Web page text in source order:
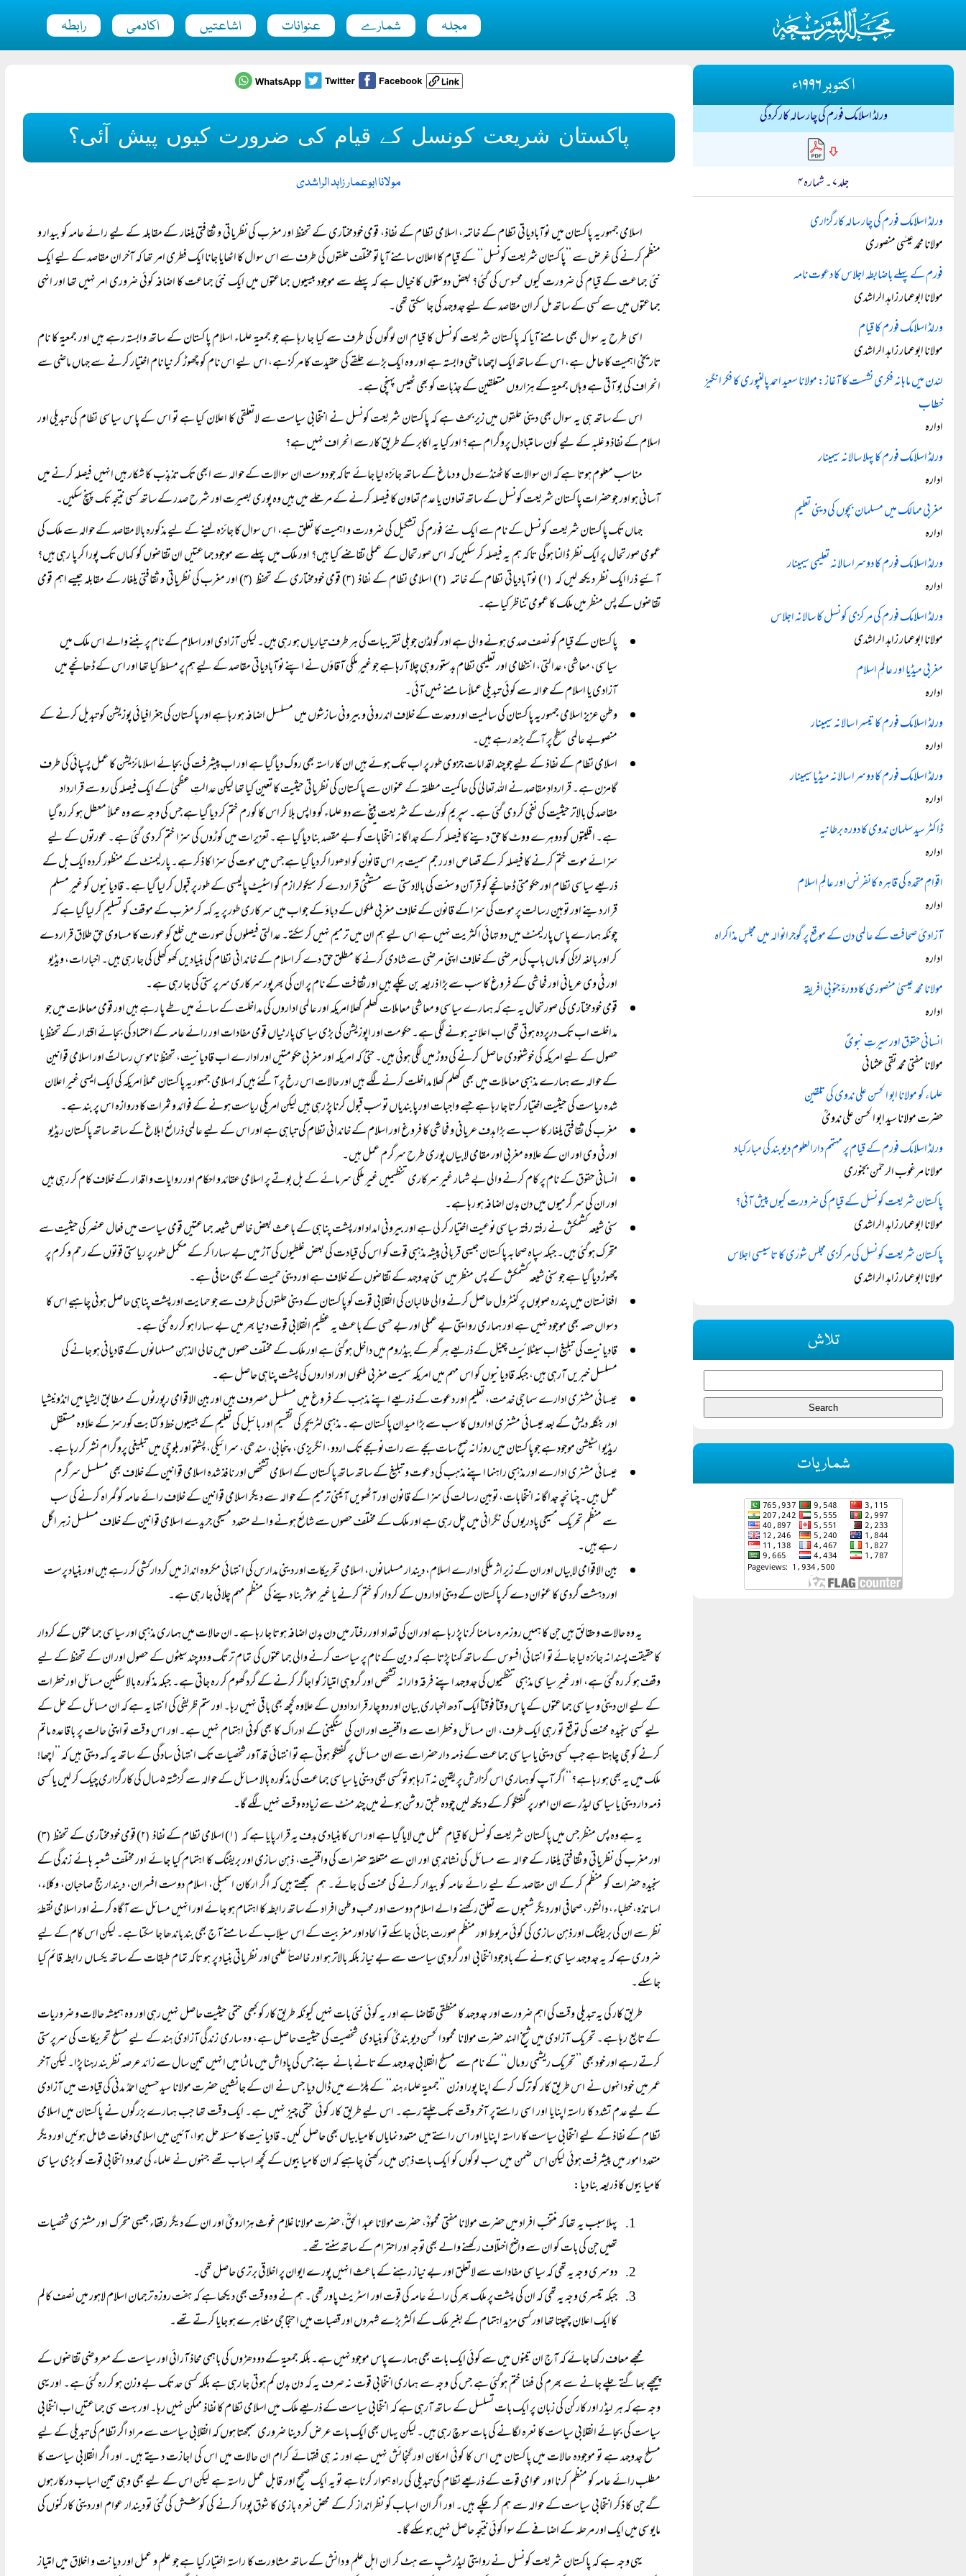
مجلہ شمارے عنوانات اشاعتیں اکادمی رابطہ
پاکستان شریعت کونسل کے قیام کی ضرورت کیوں پیش آئی؟
مولانا ابوعمار زاہد الراشدی
اسلامی جمہوریہ پاکستان میں نوآبادیاتی نظام کے خاتمہ، اسلامی نظام کے نفاذ، قومی خودمختاری کے تحفظ اور مغرب کی نظریاتی و ثقافتی یلغار کے مقابلہ کے لیے رائے عامہ کو بیدار و
منظم کرنے کی غرض سے ’’پاکستان شریعت کونسل‘‘ کے قیام کا اعلان سامنے آیا تو مختلف حلقوں کی طرف سے اس سوال کا اٹھایا جانا ایک فطری امر تھا کہ آخر ان مقاصد کے لیے ایک
نئی جماعت کے قیام کی ضرورت کیوں محسوس کی گئی؟ بعض دوستوں کا خیال ہے کہ پہلے سے موجود بیسیوں جماعتوں میں ایک نئی جماعت کا اضافہ کوئی ضروری امر نہیں تھا اور انہی
جماعتوں میں سے کسی کے ساتھ مل کر ان مقاصد کے لیے جدوجہد کی جا سکتی تھی۔
اسی طرح یہ سوال بھی سامنے آیا کہ پاکستان شریعت کونسل کا قیام ان لوگوں کی طرف سے کیا جا رہا ہے جو جمعیۃ علماء اسلام پاکستان کے ساتھ وابستہ رہے ہیں اور جمعیۃ کا نام
تاریخی اہمیت کا حامل ہے، اس کے ساتھ ایک اچھا ماضی وابستہ ہے اور وہ ایک بڑے حلقے کی عقیدت کا مرکز ہے، اس لیے اس نام کو چھوڑ کر نیا نام اختیار کرنے سے جہاں ماضی سے
انحراف کی بو آتی ہے وہاں جمعیۃ کے ہزاروں متعلقین کے جذبات کو بھی ٹھیس پہنچی ہے۔
اس کے ساتھ ہی یہ سوال بھی دینی حلقوں میں زیربحث ہے کہ پاکستان شریعت کونسل نے انتخابی سیاست سے لاتعلقی کا اعلان کیا ہے تو اس کے پاس سیاسی نظام کی تبدیلی اور
اسلام کے نفاذ و غلبہ کے لیے کون سا متبادل پروگرام ہے؟ اور کیا یہ اکابر کے طریق کار سے انحراف نہیں ہے؟
مناسب معلوم ہوتا ہے کہ ان سوالات کا ٹھنڈے دل و دماغ کے ساتھ جائزہ لیا جائے تاکہ جو دوست ان سوالات کے حوالہ سے ابھی تک تذبذب کا شکار ہیں انہیں فیصلہ کرنے میں
آسانی ہو اور جو حضرات پاکستان شریعت کونسل کے ساتھ تعاون یا عدمِ تعاون کا فیصلہ کرنے کے مرحلے میں ہیں وہ پوری بصیرت اور شرح صدر کے ساتھ کسی نتیجہ تک پہنچ سکیں۔
جہاں تک پاکستان شریعت کونسل کے نام سے ایک نئے فورم کی تشکیل کی ضرورت و اہمیت کا تعلق ہے، اس سوال کا جائزہ لینے کے لیے مذکورہ بالا مقاصد کے حوالہ سے ملک کی
عمومی صورتحال پر ایک نظر ڈالنا ہوگی تاکہ ہم یہ فیصلہ کر سکیں کہ اس صورتحال کے عملی تقاضے کیا ہیں؟ اور ملک میں پہلے سے موجود جماعتیں ان تقاضوں کو کہاں تک پورا کر پا رہی ہیں؟
آئیے ذرا ایک نظر دیکھ لیں کہ ( ۱) نوآبادیاتی نظام کے خاتمہ (۲) اسلامی نظام کے نفاذ (۳) قومی خودمختاری کے تحفظ ( ۴) اور مغرب کی نظریاتی و ثقافتی یلغار کے مقابلہ جیسے اہم قومی
تقاضوں کے پس منظر میں ملک کا عمومی تناظر کیا ہے۔
پاکستان کے قیام کو نصف صدی ہونے والی ہے اور گولڈن جوبلی تقریبات کی ہر طرف تیاریاں ہو رہی ہیں۔ لیکن آزادی اور اسلام کے نام پر بننے والے اس ملک میں
سیاسی، معاشی، عدالتی، انتظامی اور تعلیمی نظام بدستور وہی چلا آرہا ہے جو غیر ملکی آقاؤں نے اپنے نوآبادیاتی مقاصد کے لیے ہم پر مسلط کیا تھا اور اس کے ڈھانچے میں
آزادی یا اسلام کے حوالہ سے کوئی تبدیلی عملاً سامنے نہیں آئی۔
وطنِ عزیز اسلامی جمہوریہ پاکستان کی سالمیت اور وحدت کے خلاف اندرونی و بیرونی سازشوں میں مسلسل اضافہ ہو رہا ہے اور پاکستان کی جغرافیائی پوزیشن کو تبدیل کرنے کے
منصوبے عالمی سطح پر آگے بڑھ رہے ہیں۔
اسلامی نظام کے نفاذ کے لیے جو چند اقدامات جزوی طور پر اب تک ہوئے ہیں ان کا راستہ بھی روک دیا گیا ہے اور اب پیشرفت کی بجائے اسلامائزیشن کا عمل پسپائی کی طرف
گامزن ہے۔ قراردادِ مقاصد نے اللہ تعالیٰ کی حاکمیت مطلقہ کے عنوان سے پاکستان کی نظریاتی حیثیت کا تعین کیا تھا لیکن عدالتِ عظمیٰ کے ایک فیصلہ کی رو سے قرارداد
مقاصد کی بالاتر حیثیت کی نفی کر دی گئی ہے۔ سپریم کورٹ کے شریعت بینچ سے دو علماء کو واپس بلا کر اس کا کورم ختم کر دیا گیا ہے جس کی وجہ سے وہ عملاً معطل ہو کر رہ گیا
ہے۔ اقلیتوں کو دوہرے ووٹ کا حق دینے کا فیصلہ کر کے جداگانہ انتخابات کو بے مقصد بنا دیا گیا ہے۔ تعزیرات میں کوڑوں کی سزا ختم کر دی گئی ہے۔ عورتوں کے لیے
سزائے موت ختم کرنے کا فیصلہ کر کے قصاص اور رجم سمیت ہر اس قانون کو ادھورا کر دیا گیا ہے جس میں موت کی سزا کا ذکر ہے۔ پارلیمنٹ کے منظور کردہ ایک بل کے
ذریعے سیاسی نظام اور حکومتی ڈھانچے کو قرآن و سنت کی بالادستی سے مستثنیٰ قرار دے کر سیکولر ازم کو اسٹیٹ پالیسی کے طور پر قبول کر لیا گیا ہے۔ قادیانیوں کو غیر مسلم
قرار دینے اور توہین رسالت پر موت کی سزا کے قانون کے خلاف مغربی ملکوں کے دباؤ کے جواب میں سرکاری طور پر یہ کہہ کر مغرب کے موقف کو تسلیم کر لیا گیا ہے کہ
چونکہ ہمارے پاس پارلیمنٹ میں دو تہائی اکثریت نہیں ہے اس لیے ہم ان میں ترمیم نہیں کر سکتے۔ عدالتی فیصلوں کی صورت میں خلع کو عورت کا مساوی حقِ طلاق قرار دے
کر اور بالغہ لڑکی کو ماں باپ کی مرضی کے خلاف اپنی مرضی سے شادی کرنے کا مطلق حق دے کر اسلام کے خاندانی نظام کی بنیادیں کھوکھلی کی جا رہی ہیں۔ اخبارات، ویڈیو
اور ٹی وی عریانی اور فحاشی کے فروغ کا سب سے بڑا ذریعہ بن چکے ہیں اور ثقافت کے نام پر ان کی بھرپور سرکاری سرپرستی کی جا رہی ہے۔
قومی خودمختاری کی صورتحال یہ ہے کہ ہمارے سیاسی و معاشی معاملات کھلم کھلا امریکہ اور عالمی اداروں کی مداخلت کے سائے میں طے پا رہے ہیں اور قومی معاملات میں جو
مداخلت اب تک درپردہ ہوتی تھی اب اعلانیہ ہونے لگی ہے۔ حکومت اور اپوزیشن کی بڑی سیاسی پارٹیاں قومی مفادات اور رائے عامہ کے اعتماد کی بجائے اقتدار کے تحفظ یا
حصول کے لیے امریکہ کی خوشنودی حاصل کرنے کی دوڑ میں لگی ہوئی ہیں۔ حتیٰ کہ امریکہ اور مغربی حکومتیں اور ادارے اب قادیانیت، تحفظِ ناموسِ رسالتؐ اور اسلامی قوانین
کے حوالہ سے ہمارے مذہبی معاملات میں بھی کھلم کھلا مداخلت کرنے لگے ہیں اور حالات اس رخ پر آگئے ہیں کہ اسلامی جمہوریہ پاکستان عملاً امریکہ کی ایک ایسی غیر اعلان
شدہ ریاست کی حیثیت اختیار کرتا جا رہا ہے جسے واجبات اور پابندیاں تو سب قبول کرنا پڑ رہی ہیں لیکن امریکی ریاست ہونے کے فوائد و ثمرات کا دروازہ اس پر بند ہے۔
مغرب کی ثقافتی یلغار کا سب سے بڑا ہدف عریانی و فحاشی کا فروغ اور اسلام کے خاندانی نظام کی تباہی ہے اور اس کے لیے عالمی ذرائع ابلاغ کے ساتھ ساتھ پاکستان ریڈیو
اور ٹی وی اور ان کے علاوہ مغربی اور مقامی لابیاں پوری طرح سرگرم عمل ہیں۔
انسانی حقوق کے نام پر کام کرنے والی بے شمار غیر سرکاری تنظیمیں غیر ملکی سرمائے کے بل بوتے پر اسلامی عقائد و احکام اور روایات و اقدار کے خلاف کام کر رہی ہیں
اور ان کی سرگرمیوں میں دن بدن اضافہ ہو رہا ہے۔
سنی شیعہ کشمکش نے رفتہ رفتہ سیاسی نوعیت اختیار کر لی ہے اور بیرونی امداد اور پشت پناہی کے باعث بعض خالص شیعہ جماعتیں قومی سیاست میں فعال عنصر کی حیثیت سے
متحرک ہوگئی ہیں۔ جبکہ سپاہ صحابہ پاکستان جیسی قربانی پیشہ مذہبی قوت کو اس کی قیادت کی بعض غلطیوں کی آڑ میں بے سہارا کر کے مکمل طور پر ریاستی قوتوں کے رحم و کرم پر
چھوڑ دیا گیا ہے جو سنی شیعہ کشمکش کے پس منظر میں سنی جدوجہد کے تقاضوں کے خلاف ہے اور دینی حمیت کے بھی منافی ہے۔
افغانستان میں پندرہ صوبوں پر کنٹرول حاصل کرنے والی طالبان کی انقلابی قوت کو پاکستان کے دینی حلقوں کی طرف سے جو حمایت اور پشت پناہی حاصل ہونی چاہیے اس کا
دسواں حصہ بھی موجود نہیں ہے اور ہماری روایتی بے عملی اور بے حسی کے باعث یہ عظیم انقلابی قوت دنیا بھر میں بے سہارا ہو کر رہ گئی ہے۔
قادیانیت کی تبلیغ اب سیٹلائیٹ چینل کے ذریعے ہر گھر کے بیڈروم میں داخل ہوگئی ہے اور ملک کے مختلف حصوں میں خالی الذہن مسلمانوں کے قادیانی ہو جانے کی
مسلسل خبریں آرہی ہیں، جبکہ قادیانیوں کو اس مہم میں امریکہ سمیت مغربی ملکوں اور اداروں کی پشت پناہی حاصل ہے۔
عیسائی مشنری ادارے سماجی خدمت، تعلیم اور دعوت کے ذریعے اپنے مذہب کے فروغ میں مسلسل مصروف ہیں اور بین الاقوامی رپورٹوں کے مطابق ایشیا میں انڈونیشیا
اور بنگلہ دیش کے بعد عیسائی مشنری اداروں کا سب سے بڑا میدان پاکستان ہے۔ مذہبی لٹریچر کی تقسیم اور بائبل کی تعلیم کے بیسیوں خط و کتابت کورسز کے علاوہ مستقل
ریڈیو اسٹیشن موجود ہے جو پاکستان میں روزانہ صبح سات بجے سے رات نو بجے تک اردو، انگریزی، پنجابی، سندھی، سرائیکی، پشتو اور بلوچی میں تبلیغی پروگرام نشر کر رہا ہے۔
عیسائی مشنری ادارے اور مذہبی راہنما اپنے مذہب کی دعوت و تبلیغ کے ساتھ ساتھ پاکستان کے اسلامی تشخص اور نافذ شدہ اسلامی قوانین کے خلاف بھی مسلسل سرگرم
عمل ہیں۔ چنانچہ جداگانہ انتخابات، توہین رسالت کی سزا کے قانون اور آٹھویں آئینی ترمیم کے حوالہ سے دیگر اسلامی قوانین کے خلاف رائے عامہ کو گمراہ کرنے کی سب
سے منظم تحریک مسیحی پادریوں کی نگرانی میں چل رہی ہے اور ملک کے مختلف حصوں سے شائع ہونے والے متعدد مسیحی جریدے اسلامی قوانین کے خلاف مسلسل زہر اگل
رہے ہیں۔
بین الاقوامی لابیاں اور ان کے زیر اثر ملکی ادارے اسلام، دیندار مسلمانوں، اسلامی تحریکات اور دینی مدارس کی انتہائی مکروہ انداز میں کردارکشی کر رہے ہیں اور بنیاد پرست
اور دہشت گردی کا عنوان دے کر پاکستان کے دینی اداروں کے کردار کو ختم کرنے یا غیر مؤثر بنا دینے کی منظم مہم چلائی جا رہی ہے۔
یہ وہ حالات و حقائق ہیں جن کا ہمیں روزمرہ سامنا کرنا پڑ رہا ہے اور ان کی تعداد اور رفتار میں دن بدن اضافہ ہوتا جا رہا ہے۔ ان حالات میں ہماری مذہبی اور سیاسی جماعتوں کے کردار
کا حقیقت پسندانہ جائزہ لیا جائے تو انتہائی افسوس کے ساتھ کہنا پڑتا ہے کہ دین کے نام پر سیاست کرنے والی جماعتوں کی تمام تر تگ و دو چند سیٹوں کے حصول اور ان کے تحفظ کے لیے
وقف ہو کر رہ گئی ہے، اور غیر سیاسی مذہبی تنظیموں کی جدوجہد اپنے فرقہ وارانہ تشخص اور گروہی امتیاز کو اجاگر کرنے کے گرد گھوم کر رہ جاتی ہے۔ جبکہ مذکورہ بالا سنگین مسائل اور خطرات
کے لیے ان دینی و سیاسی جماعتوں کے پاس وقتاً فوقتاً ایک آدھ اخباری بیان اور دو چار قراردادوں کے علاوہ کچھ بھی باقی نہیں رہا۔ اور ستم ظریفی کی انتہا یہ ہے کہ ان مسائل کے حل کے
لیے کسی سنجیدہ محنت کی توقع تو رہی ایک طرف، ان مسائل و خطرات سے واقفیت اور ان کی سنگینی کے ادراک کا بھی کوئی اہتمام نہیں ہے۔ اور اس وقت تو اپنی حالت پر باقاعدہ ماتم
کرنے کو جی چاہتا ہے جب کسی دینی یا سیاسی جماعت کے ذمہ دار حضرات سے ان مسائل پر گفتگو ہوتی ہے تو انتہائی قدآور شخصیات تک انتہائی سادگی کے ساتھ یہ کہہ دیتی ہیں کہ ’’اچھا!
ملک میں یہ بھی ہو رہا ہے؟‘‘ اگر آپ کو ہماری اس گزارش پر یقین نہ آرہا ہو تو کسی بھی دینی یا سیاسی جماعت کی مذکورہ بالا مسائل کے حوالہ سے گزشتہ ۵ سال کی کارگزاری چیک کر لیں یا کسی
ذمہ دار دینی یا سیاسی لیڈر سے ان امور پر گفتگو کر کے دیکھ لیں چودہ طبق روشن ہونے میں چند منٹ سے زیادہ وقت نہیں لگے گا۔
یہ ہے وہ پس منظر جس میں پاکستان شریعت کونسل کا قیام عمل میں لایا گیا ہے اور اس کا بنیادی ہدف یہ قرار پایا ہے کہ ( ۱) اسلامی نظام کے نفاذ (۲) قومی خودمختاری کے تحفظ ( ۳)
اور مغرب کی نظریاتی و ثقافتی یلغار کے حوالہ سے مسائل کی نشاندہی اور ان سے متعلقہ حضرات کی واقفیت، ذہن سازی اور بریفنگ کا اہتمام کیا جائے اور مختلف شعبہ ہائے زندگی کے
سنجیدہ حضرات کو منظم کر کے ان مقاصد کے لیے رائے عامہ کو بیدار کرنے کی محنت کی جائے۔ ہم سمجھتے ہیں کہ اگر ارکان اسمبلی، اسلام دوست افسران، دیندار جج صاحبان، وکلاء،
اساتذہ، خطباء، دانشور، صحافی اور دیگر شعبوں سے تعلق رکھنے والے اسلام دوست اور محب وطن افراد کے ساتھ رابطہ کا اہتمام ہو جائے اور انہیں مسائل سے آگاہ کرنے اور اسلامی نقطۂ
نظر سے ان کی بریفنگ اور ذہن سازی کی کوئی مربوط اور منظم صورت بنائی جا سکے تو الحاد اور مغربیت کے اس سیلاب کے سامنے آج بھی بند باندھا جا سکتا ہے۔ لیکن اس کام کے لیے
ضروری ہے کہ یہ جدوجہد سیاسی ہونے کے باوجود انتخابی اور گروہی سیاست سے بے نیاز بلکہ بالاتر ہو اور خالصتاً علمی اور نظریاتی بنیاد پر ہو تاکہ تمام طبقات کے ساتھ یکساں رابطہ قائم کیا
جا سکے۔
طریق کار کی یہ تبدیلی وقت کی اہم ضرورت اور جدوجہد کا منطقی تقاضا ہے اور یہ کوئی نئی بات نہیں کیونکہ طریق کار کو کبھی حتمی حیثیت حاصل نہیں رہی اور وہ ہمیشہ حالات و ضروریات
کے تابع رہا ہے۔ تحریک آزادی میں شیخ الہند حضرت مولانا محمود الحسن دیوبندیؒ کو بنیادی شخصیت کی حیثیت حاصل ہے، وہ ساری زندگی آزادیٔ ہند کے لیے مسلح تحریکات کی سرپرستی
کرتے رہے اور خود بھی ’’تحریک ریشمی رومال‘‘ کے نام سے مسلح انقلابی جدوجہد کے تانے بانے بنے جس کی پاداش میں مالٹا میں انہیں تین سال سے زائد عرصہ نظربند رہنا پڑا۔ لیکن آخر
عمر میں خود انہوں نے اس طریق کار کو ترک کر کے اپنا پورا وزن ’’جمعیۃ علماء ہند‘‘ کے پلڑے میں ڈال دیا جس نے ان کے جانشین حضرت مولانا سید حسین احمدؒ مدنی کی قیادت میں آزادی
کے لیے عدم تشدد کا راستہ اپنایا اور اسی راستے پر آخر وقت تک چلتے رہے۔ اس لیے طریق کار کوئی حتمی چیز نہیں ہے۔ ایک وقت تھا جب ہمارے بزرگوں نے پاکستان میں اسلامی
نظام کے نفاذ کے لیے انتخابی سیاست کا راستہ اپنایا اور اس راستے میں متعدد نمایاں کامیابیاں بھی حاصل کیں۔ قادیانیت کا مسئلہ حل ہوا، آئین میں اسلامی دفعات شامل ہوئیں اور دیگر
متعدد امور میں پیشرفت ہوئی لیکن اس ضمن میں سب لوگوں کو ایک بات ذہن میں رکھنی چاہیے کہ ان کامیابیوں کے کچھ اسباب تھے جنہوں نے علماء کی محدود انتخابی قوت کو بڑی سیاسی
کامیابیوں کا ذریعہ بنا دیا:
پہلا سبب یہ تھا کہ منتخب افراد میں حضرت مولانا مفتی محمودؒ، حضرت مولانا عبد الحقؒ، حضرت مولانا غلام غوث ہزارویؒ اور ان کے دیگر رفقاء جیسی متحرک اور مشنری شخصیات
تھیں جن کی بات کو ان سے واضح اختلاف رکھنے والے بھی توجہ اور احترام کے ساتھ سنتے تھے۔
دوسری وجہ یہ تھی کہ سیاسی مفادات سے لاتعلق اور بے نیاز رہنے کے باعث انہیں پورے ایوان پر اخلاقی برتری حاصل تھی۔
جبکہ تیسری وجہ یہ تھی کہ ان کی پشت پر ملک بھر کی رائے عامہ کی قوت اور اسٹریٹ پاور تھی۔ ہم نے وہ وقت بھی دیکھا ہے کہ ہفت روزہ ترجمان اسلام لاہور میں نصف کالم
کا ایک اعلان چھپتا تھا اور کسی مزید اہتمام کے بغیر ملک کے اکثر بڑے شہروں اور قصبات میں احتجاجی مظاہرے ہو جایا کرتے تھے۔
مجھے معاف رکھا جائے کہ آج ان تینوں میں سے کوئی ایک بات بھی ہمارے پاس موجود نہیں ہے۔ بلکہ جمعیۃ کے دو دھڑوں کی باہمی محاذ آرائی اور سیاست کے معروضی تقاضوں کے
پیچھے بھاگتے چلے جانے سے بھرم کی فضا ختم ہوگئی ہے جس کی وجہ سے ہماری انتخابی قوت نہ صرف یہ کہ دن بدن کم ہوتی جا رہی ہے بلکہ کسی حد تک بے وزن ہو کر رہ گئی ہے۔ اور یہی
وجہ ہے کہ ہر لیڈر اور کارکن کی زبان پر ایک بات تسلسل کے ساتھ آرہی ہے کہ انتخابی سیاست کے ذریعے ملک میں اسلامی نظام کا نفاذ ممکن نہیں رہا۔ اور بہت سی جماعتیں اب انتخابی
سیاست کی بجائے انقلابی سیاست کا نعرہ لگانے کی بات سوچ رہی ہیں۔ لیکن یہاں بھی ایک بات عرض کر دینا ضروری سمجھتا ہوں کہ انقلابی سیاست سے مراد اگر نظام کی تبدیلی کے لیے
مسلح جدوجہد ہے تو موجودہ حالات میں پاکستان میں اس کا کوئی امکان اور گنجائش نہیں ہے اور نہ ہی فقہائے کرام ان حالات میں اس کی اجازت دیتے ہیں۔ اور اگر انقلابی سیاست کا
مطلب رائے عامہ کو منظم کرنا اور عوامی قوت کے ذریعے نظام کی تبدیلی کی راہ ہموار کرنا ہے تو یہ ایک صحیح اور قابل عمل راستہ ہے لیکن اس کے لیے بھی وہی تین اسباب درکار ہوں
گے جن کا ذکر انتخابی سیاست کے حوالہ سے ہم کر چکے ہیں۔ اور اگر ان اسباب کو نظرانداز کر کے محض نعرہ بازی کا شوق پورا کرنے کی کوشش کی گئی تو دیندار عوام اور دینی کارکنوں کی
مایوسی میں ایک اور مرحلہ کے اضافے کے سوا کوئی نتیجہ حاصل نہیں ہو سکے گا۔
یہی وجہ ہے کہ پاکستان شریعت کونسل نے روایتی لیڈرشپ سے ہٹ کر ان اہل علم و دانش کے ساتھ مشاورت کا راستہ اختیار کیا ہے جو علم و عمل اور دیانت و اخلاق میں امتیاز
اکتوبر ۱۹۹۶ء
ورلڈ اسلامک فورم کی چار سالہ کارکردگی
جلد ۷ ۔ شمارہ ۴
ورلڈ اسلامک فورم کی چار سالہ کارگزاری
مولانا محمد عیسٰی منصوری
فورم کے پہلے باضابطہ اجلاس کا دعوت نامہ
مولانا ابوعمار زاہد الراشدی
ورلڈ اسلامک فورم کا قیام
مولانا ابوعمار زاہد الراشدی
لندن میں ماہانہ فکری نشست کا آغاز: مولانا سعید احمد پالنپوری کا فکر انگیز
خطاب
ادارہ
ورلڈ اسلامک فورم کا پہلا سالانہ سیمینار
ادارہ
مغربی ممالک میں مسلمان بچوں کی دینی تعلیم
ادارہ
ورلڈ اسلامک فورم کا دوسرا سالانہ تعلیمی سیمینار
ادارہ
ورلڈ اسلامک فورم کی مرکزی کونسل کا سالانہ اجلاس
مولانا ابوعمار زاہد الراشدی
مغربی میڈیا اور عالمِ اسلام
ادارہ
ورلڈ اسلامک فورم کا تیسرا سالانہ سیمینار
ادارہ
ورلڈ اسلامک فورم کا دوسرا سالانہ میڈیا سیمینار
ادارہ
ڈاکٹر سید سلمان ندوی کا دورہ برطانیہ
ادارہ
اقوامِ متحدہ کی قاہرہ کانفرنس اور عالمِ اسلام
ادارہ
آزادیٔ صحافت کے عالمی دن کے موقع پر گوجرانوالہ میں مجلسِ مذاکراہ
ادارہ
مولانا محمد عیسیٰ منصوری کا دورۂ جنوبی افریقہ
ادارہ
انسانی حقوق اور سیرتِ نبویؐ
مولانا مفتی محمد تقی عثمانی
علماء کو مولانا ابو الحسن علی ندوی کی تلقین
حضرت مولانا سید ابو الحسن علی ندویؒ
ورلڈ اسلامک فورم کے قیام پر مہتمم دارالعلوم دیوبند کی مبارکباد
مولانا مرغوب الرحمٰن بجنوری
پاکستان شریعت کونسل کے قیام کی ضرورت کیوں پیش آئی؟
مولانا ابوعمار زاہد الراشدی
پاکستان شریعت کونسل کی مرکزی مجلس شورٰی کا تاسیسی اجلاس
مولانا ابوعمار زاہد الراشدی
تلاش
شماریات